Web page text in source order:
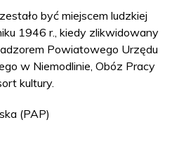
być miejscem ludzkiej
1946 r., kiedy zlikwidowany
Powiatowego Urzędu
w Niemodlinie, Obóz Pracy
kultury.
(PAP)